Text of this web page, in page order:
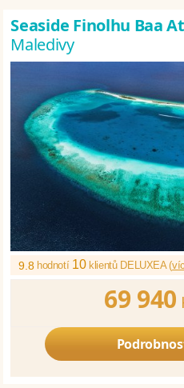
Seaside Finolhu Baa
Maledivy
9.8 hodnotí 10klientů DELUXEA (
69 940